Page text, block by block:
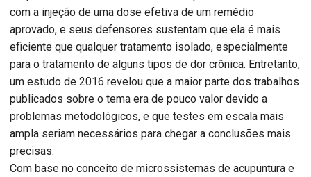
com a injeção de uma dose efetiva de um remédio
aprovado, e seus defensores sustentam que ela é mais
eficiente que qualquer tratamento isolado, especialmente
para o tratamento de alguns tipos de dor crônica. Entretanto,
um estudo de 2016 revelou que a maior parte dos trabalhos
publicados sobre o tema era de pouco valor devido a
problemas metodológicos, e que testes em escala mais
ampla seriam necessários para chegar a conclusões mais
precisas.
Com base no conceito de microssistemas de acupuntura e